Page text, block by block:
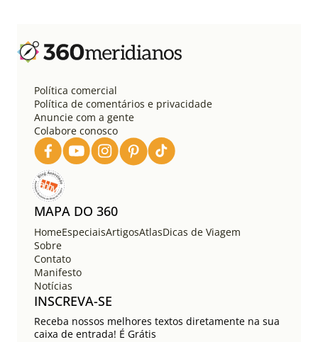
a
ç
Política comercial
Política de comentários e privacidade
Anuncie com a gente
Colabore conosco
MAPA DO 360
HomeEspeciaisArtigosAtlasDicas de Viagem
Sobre
Contato
Manifesto
Notícias
INSCREVA-SE
Receba nossos melhores textos diretamente na sua
caixa de entrada! É Grátis